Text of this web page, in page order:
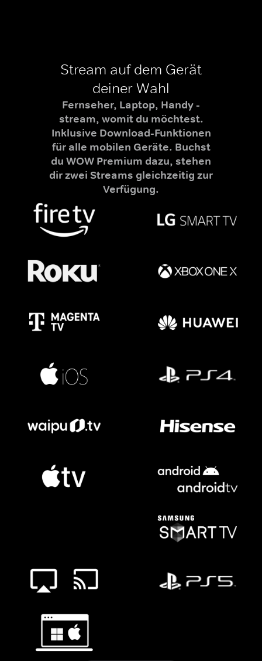
Stream auf dem Gerät
deiner Wahl
Fernseher, Laptop, Handy -
stream, womit du möchtest.
Inklusive Download-Funktionen
für alle mobilen Geräte. Buchst
du WOW Premium dazu, stehen
dir zwei Streams gleichzeitig zur
Verfügung.